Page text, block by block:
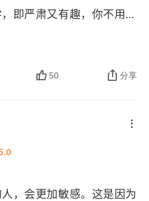
即严肃又有趣，你不用记
来这些建议就会发现有多
，很有隐喻，在理解文字
再文字的，不知道纸质书
，很不错，五星推荐。
50 分享
，会更加敏感。这是因为